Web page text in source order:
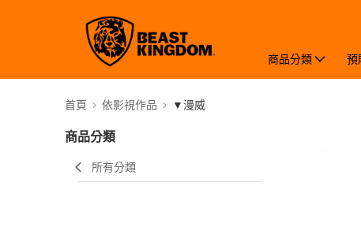
商品分類 預
首頁 依影視作品 ▼漫威
商品分類
所有分類